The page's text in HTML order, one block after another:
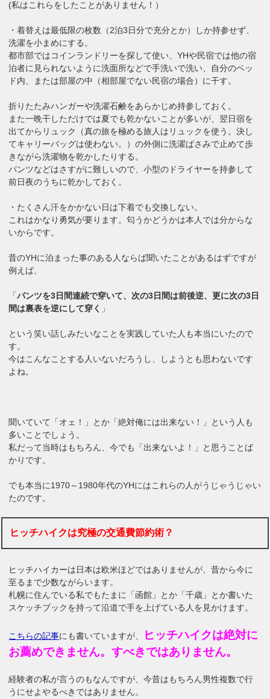
(私はこれらをしたことがありません！）
・着替えは最低限の枚数（2泊3日分で充分とか）しか持参せず、
洗濯を小まめにする。
都市部ではコインランドリーを探して使い、YHや民宿では他の宿
泊者に見られないように洗面所などで手洗いで洗い、自分のベッ
ド内、または部屋の中（相部屋でない民宿の場合）に干す。
折りたたみハンガーや洗濯石鹸をあらかじめ持参しておく。
また一晩干しただけでは夏でも乾かないことが多いが、翌日宿を
出てからリュック（真の旅を極める旅人はリュックを使う。決し
てキャリーバッグは使わない。）の外側に洗濯ばさみで止めて歩
きながら洗濯物を乾かしたりする。
パンツなどはさすがに難しいので、小型のドライヤーを持参して
前日夜のうちに乾かしておく。
・たくさん汗をかかない日は下着でも交換しない。
これはかなり勇気が要ります。匂うかどうかは本人では分からな
いからです。
昔のYHに泊まった事のある人ならば聞いたことがあるはずですが
例えば、
「パンツを3日間連続で穿いて、次の3日間は前後逆、更に次の3日
間は裏表を逆にして穿く 」
という笑い話しみたいなことを実践していた人も本当にいたので
す。
今はこんなことする人いないだろうし、しようとも思わないです
よね。
聞いていて「オェ！」とか「絶対俺には出来ない！」という人も
多いことでしょう。
私だって当時はもちろん、今でも「出来ないよ！」と思うことば
かりです。
でも本当に1970～1980年代のYHにはこれらの人がうじゃうじゃい
たのです。
ヒッチハイクは究極の交通費節約術？
ヒッチハイカーは日本は欧米ほどではありませんが、昔から今に
至るまで少数ながらいます。
札幌に住んでいる私でもたまに「函館」とか「千歳」とか書いた
スケッチブックを持って沿道で手を上げている人を見かけます。
こちらの記事にも書いていますが、
ヒッチハイクは絶対に
お薦めできません。すべきではありません。
経験者の私が言うのもなんですが、今昔はもちろん男性複数で行
うにせよやるべきではありません。